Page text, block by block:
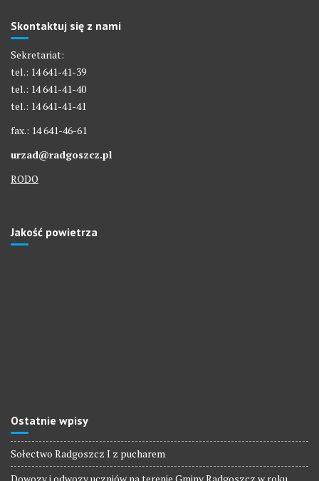
Skontaktuj się z nami
Sekretariat:
tel.: 14 641-41-39
tel.: 14 641-41-40
tel.: 14 641-41-41
fax.: 14 641-46-61
urzad@radgoszcz.pl
RODO
Jakość powietrza
Ostatnie wpisy
Sołectwo Radgoszcz I z pucharem